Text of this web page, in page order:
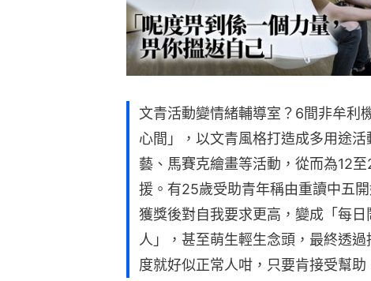
文青活動變情緒輔導室？6間非牟利
心間」，以文青風格打造成多用途
藝、馬賽克繪畫等活動，從而為12
援。有25歲受助青年稱由重讀中五
獲獎後對自我要求更高，變成「每
人」，甚至萌生輕生念頭，最終透
度就好似正常人咁，只要肯接受幫助